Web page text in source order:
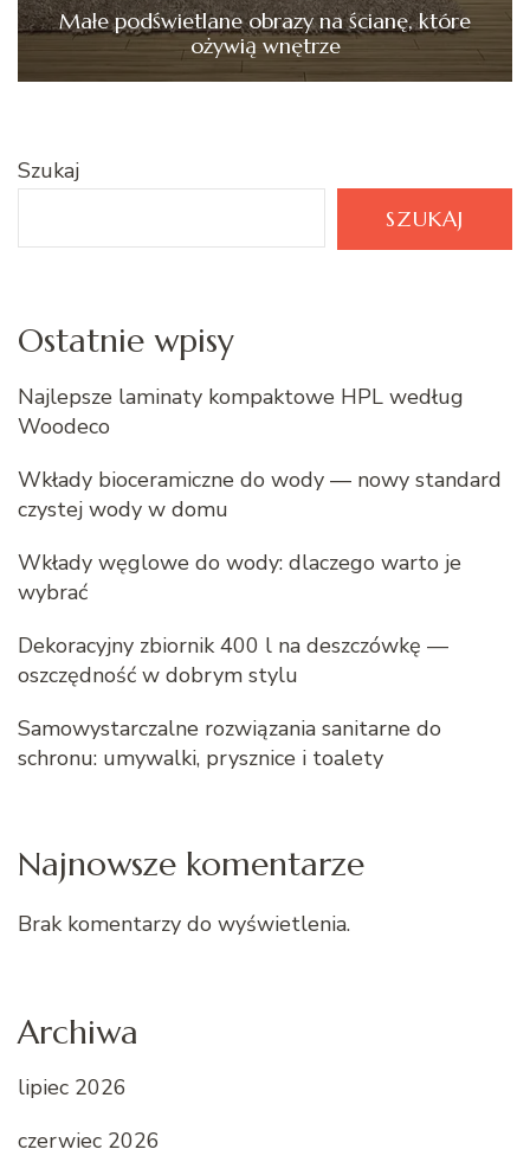
Małe podświetlane obrazy na ścianę, które
ożywią wnętrze
Szukaj
SZUKAJ
Ostatnie wpisy
Najlepsze laminaty kompaktowe HPL według
Woodeco
Wkłady bioceramiczne do wody — nowy standard
czystej wody w domu
Wkłady węglowe do wody: dlaczego warto je
wybrać
Dekoracyjny zbiornik 400 l na deszczówkę —
oszczędność w dobrym stylu
Samowystarczalne rozwiązania sanitarne do
schronu: umywalki, prysznice i toalety
Najnowsze komentarze
Brak komentarzy do wyświetlenia.
Archiwa
lipiec 2026
czerwiec 2026